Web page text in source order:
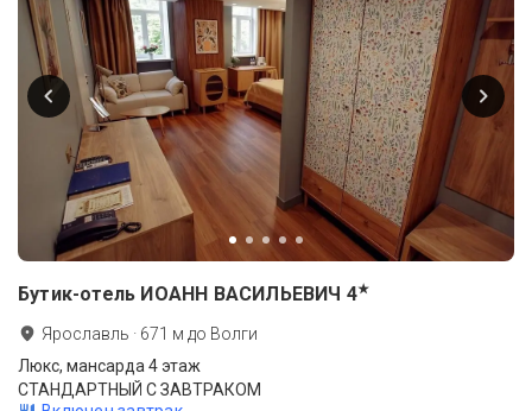
Бутик-отель ИОАНН ВАСИЛЬЕВИЧ 4★
Ярославль · 671 м до Волги
Люкс, мансарда 4 этаж
СТАНДАРТНЫЙ С ЗАВТРАКОМ